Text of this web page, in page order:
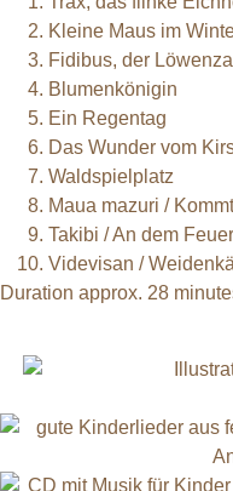
Kleine Maus im
Fidibus, der
Blumenkönigin
Ein Regentag
Das Wunder vom
Waldspielplatz
Maua mazuri /
Takibi / An dem
Videvisan /
Duration approx. 28